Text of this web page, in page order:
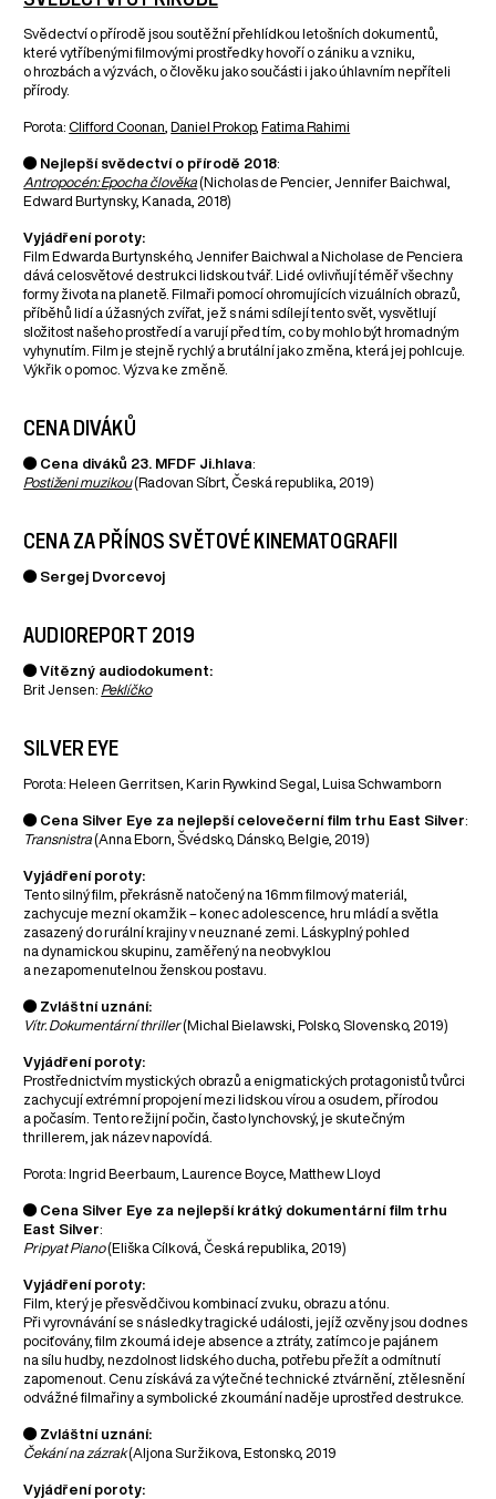
Svědectví o přírodě jsou soutěžní přehlídkou letošních dokumentů,
které vytříbenými filmovými prostředky hovoří o zániku a vzniku,
o hrozbách a výzvách, o člověku jako součásti i jako úhlavním nepříteli
přírody.
Porota:Clifford Coonan Daniel Prokop, Fatima Rahimi
● Nejlepší svědectví o přírodě 2018:
Antropocén: Epocha člověka(Nicholas de Pencier, Jennifer Baichwal,
Edward Burtynsky, Kanada, 2018)
Vyjádření poroty:
Film Edwarda Burtynského, Jennifer Baichwal a Nicholase de Penciera
dává celosvětové destrukci lidskou tvář. Lidé ovlivňují téměř všechny
formy života na planetě. Filmaři pomocí ohromujících vizuálních obrazů,
příběhů lidí a úžasných zvířat, jež s námi sdílejí tento svět, vysvětlují
složitost našeho prostředí a varují před tím, co by mohlo být hromadným
vyhynutím. Film je stejně rychlý a brutální jako změna, která jej pohlcuje.
Výkřik o pomoc. Výzva ke změně.
CENA DIVÁKŮ
● Cena diváků 23. MFDF Ji.hlava:
Postiženi muzikou(Radovan Síbrt, Česká republika, 2019)
CENA ZA PŘÍNOS SVĚTOVÉ KINEMATOGRAFII
● Sergej Dvorcevoj
AUDIOREPORT 2019
● Vítězný audiodokument:
Brit Jensen: Peklíčko
SILVER EYE
Porota: Heleen Gerritsen, Karin Rywkind Segal, Luisa Schwamborn
● Cena Silver Eye za nejlepší celovečerní film trhu East Silver:
Transnistra(Anna Eborn, Švédsko, Dánsko, Belgie, 2019)
Vyjádření poroty:
Tento silný film, překrásně natočený na 16mm filmový materiál,
zachycuje mezní okamžik – konec adolescence, hru mládí a světla
zasazený do rurální krajiny v neuznané zemi. Láskyplný pohled
na dynamickou skupinu, zaměřený na neobvyklou
a nezapomenutelnou ženskou postavu.
● Zvláštní uznání:
Vítr. Dokumentární thriller(Michal Bielawski, Polsko, Slovensko, 2019)
Vyjádření poroty:
Prostřednictvím mystických obrazů a enigmatických protagonistů tvůrci
zachycují extrémní propojení mezi lidskou vírou a osudem, přírodou
a počasím. Tento režijní počin, často lynchovský, je skutečným
thrillerem, jak název napovídá.
Porota: Ingrid Beerbaum, Laurence Boyce, Matthew Lloyd
● Cena Silver Eye za nejlepší krátký dokumentární film trhu
East Silver:
Pripyat Piano(Eliška Cílková, Česká republika, 2019)
Vyjádření poroty:
Film, který je přesvědčivou kombinací zvuku, obrazu a tónu.
Při vyrovnávání se s následky tragické události, jejíž ozvěny jsou dodnes
pociťovány, film zkoumá ideje absence a ztráty, zatímco je pajánem
na sílu hudby, nezdolnost lidského ducha, potřebu přežít a odmítnutí
zapomenout. Cenu získává za výtečné technické ztvárnění, ztělesnění
odvážné filmařiny a symbolické zkoumání naděje uprostřed destrukce.
● Zvláštní uznání:
Čekání na zázrak(Aljona Suržikova, Estonsko, 2019
Vyjádření poroty: